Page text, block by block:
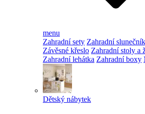
menu
Zahradní sety Zahradní
Závěsné křeslo Zahradní stoly a
Zahradní lehátka Zahradní boxy
Dětský nábytek